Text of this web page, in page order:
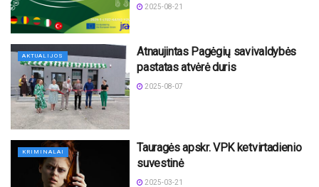
2025-08-21
AKTUALIJOS
Atnaujintas Pagėgių savivaldybės
pastatas atvėrė duris
2025-08-07
KRIMINALAI
Tauragės apskr. VPK ketvirtadienio
suvestinė
2025-03-21